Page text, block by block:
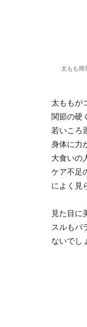
太もも簡
太ももが
関節の硬
若いころ
身体に力
大食いの
ケア不足
によく見
見た目に
スルもバ
ないでし